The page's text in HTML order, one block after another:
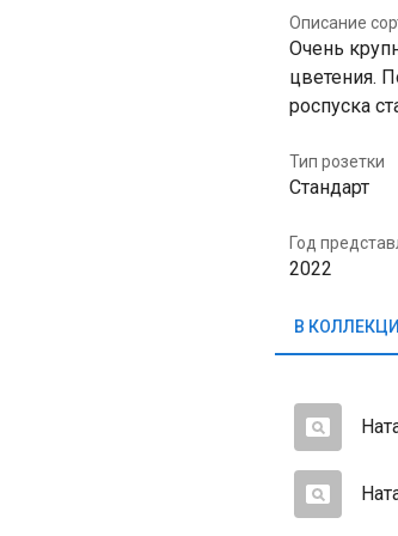
Описание
Очень
цветения.
роспуска
Тип розетки
Стандарт
Год
2022
В